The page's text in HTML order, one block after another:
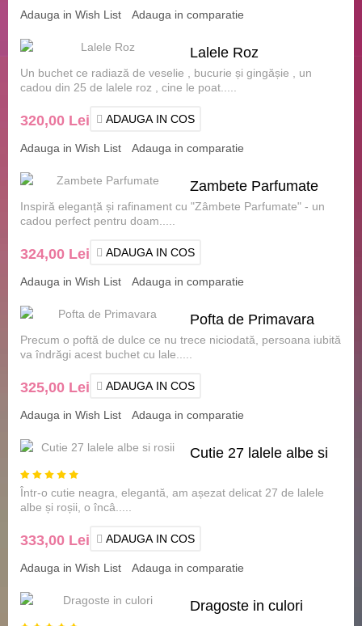
Adauga in Wish List Adauga in comparatie
Lalele Roz
Un buchet ce radiază de veselie , bucurie și gingășie , un
cadou din 25 de lalele roz , cine le poat.....
320,00 Lei ADAUGA IN COS
Adauga in Wish List Adauga in comparatie
Zambete Parfumate
Inspiră eleganță și rafinament cu "Zâmbete Parfumate" - un
cadou perfect pentru doam.....
324,00 Lei ADAUGA IN COS
Adauga in Wish List Adauga in comparatie
Pofta de Primavara
Precum o poftă de dulce ce nu trece niciodată, persoana iubită
va îndrăgi acest buchet cu lale.....
325,00 Lei ADAUGA IN COS
Adauga in Wish List Adauga in comparatie
Cutie 27 lalele albe si
Într-o cutie neagra, elegantă, am așezat delicat 27 de lalele
albe și roșii, o încâ.....
333,00 Lei ADAUGA IN COS
Adauga in Wish List Adauga in comparatie
Dragoste in culori